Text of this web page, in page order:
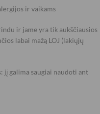
ir vaikams
ir jame yra tik aukščiausios
labai mažą LOJ (lakiųjų
galima saugiai naudoti ant